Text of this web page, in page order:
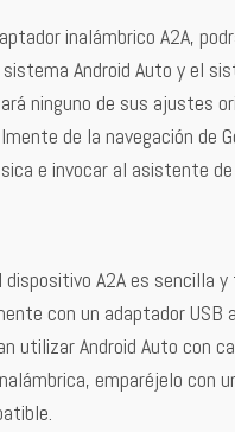
inalámbrico A2A,
Android Auto y el
ninguno de sus ajustes
de la navegación de
e invocar al asistente de
A2A es sencilla
con un adaptador USB
utilizar Android Auto con
emparéjelo con